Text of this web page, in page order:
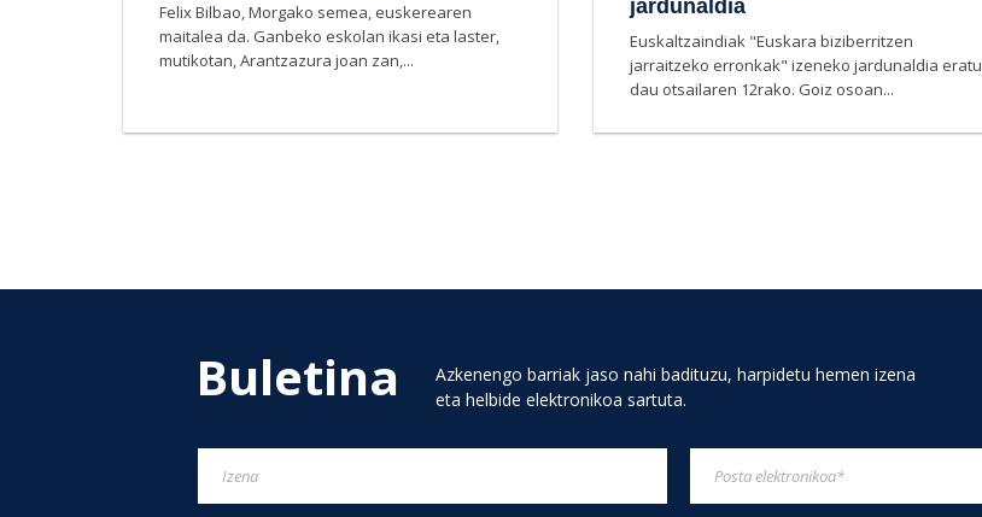
Felix Bilbao, Morgako semea, euskerearen
maitalea da. Ganbeko eskolan ikasi eta laster,
mutikotan, Arantzazura joan zan,...
jardunaldia
Euskaltzaindiak "Euskara biziberritzen
jarraitzeko erronkak" izeneko jardunaldia eratu
dau otsailaren 12rako. Goiz osoan...
Buletina
Azkenengo barriak jaso nahi badituzu, harpidetu hemen izena
eta helbide elektronikoa sartuta.